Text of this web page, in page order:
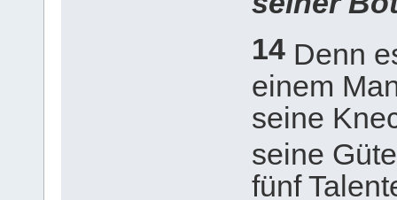
14 Denn
einem
seine
seine
fünf